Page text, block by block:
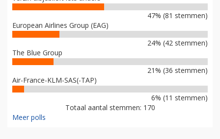
47% (81 stemmen)
European Airlines Group (EAG)
24% (42 stemmen)
The Blue Group
21% (36 stemmen)
Air-France-KLM-SAS(-TAP)
6% (11 stemmen)
Totaal aantal stemmen: 170
Meer polls